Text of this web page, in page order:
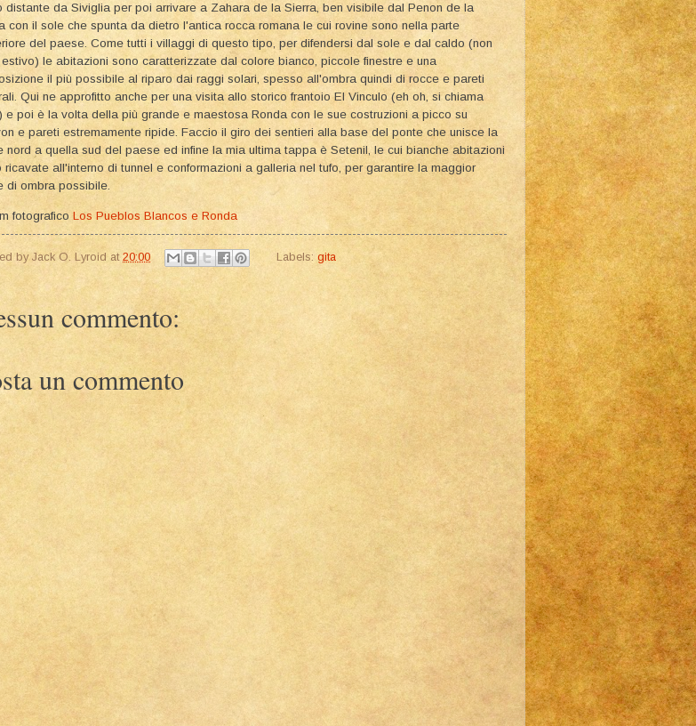
distante da Siviglia per poi arrivare a Zahara de la Sierra, ben visibile dal Penon de la
con il sole che spunta da dietro l'antica rocca romana le cui rovine sono nella parte
del paese. Come tutti i villaggi di questo tipo, per difendersi dal sole e dal caldo (non
le abitazioni sono caratterizzate dal colore bianco, piccole finestre e una
il più possibile al riparo dai raggi solari, spesso all'ombra quindi di rocce e pareti
Qui ne approfitto anche per una visita allo storico frantoio El Vinculo (eh oh, si chiama
e poi è la volta della più grande e maestosa Ronda con le sue costruzioni a picco su
e pareti estremamente ripide. Faccio il giro dei sentieri alla base del ponte che unisce la
nord a quella sud del paese ed infine la mia ultima tappa è Setenil, le cui bianche abitazioni
ricavate all'interno di tunnel e conformazioni a galleria nel tufo, per garantire la maggior
di ombra possibile.
fotografico Los Pueblos Blancos e Ronda
byJack O. Lyroid at 20:00 Labels: gita
commento:
un commento